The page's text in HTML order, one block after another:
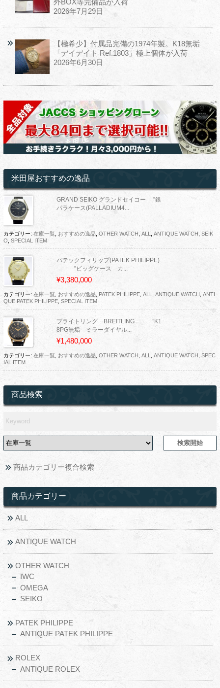
外BOX等完備品が入荷
2026年7月29日
【極希少】付属品完備の1974年製。K18無垢
「デイデイト Ref.1803」極上個体が入荷
2026年6月30日
米田屋おすすめの逸品
GRAND SEIKO グランドセイコー ”銀
パラケース(PALLADIUM4...
カテゴリー: 在庫一覧, おすすめの逸品, OTHER WATCH ALL ANTIQUE WATCH SEIK
O SPECIAL ITEM
パテックフィリップ(PATEK PHILIPPE)
”ビッグケース カ...
¥3,380,000
カテゴリー: 在庫一覧, おすすめの逸品, PATEK PHILIPPE, ALL ANTIQUE WATCH ANTI
QUE PATEK PHILIPPE, SPECIAL ITEM
ブライトリング BREITLING ”K1
8PG無垢 ミラーダイヤル...
¥1,480,000
カテゴリー: 在庫一覧, おすすめの逸品, OTHER WATCH ALL ANTIQUE WATCH SPEC
IAL ITEM
商品検索
商品カテゴリー複合検索
商品カテゴリー
ALL
ANTIQUE WATCH
OTHER WATCH
IWC
OMEGA
SEIKO
PATEK PHILIPPE
ANTIQUE PATEK PHILIPPE
ROLEX
ANTIQUE ROLEX